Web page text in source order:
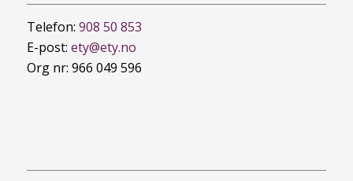
Telefon: 908 50 853
E-post: ety@ety.no
Org nr: 966 049 596